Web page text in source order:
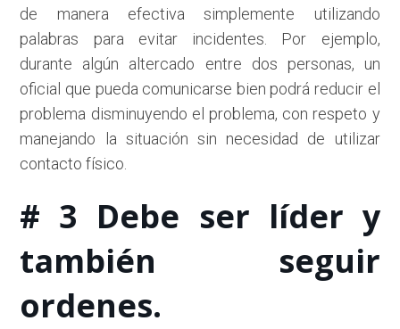
de manera efectiva simplemente utilizando
palabras para evitar incidentes. Por ejemplo,
durante algún altercado entre dos personas, un
oficial que pueda comunicarse bien podrá reducir el
problema disminuyendo el problema, con respeto y
manejando la situación sin necesidad de utilizar
contacto físico.
# 3 Debe ser líder y
también seguir
ordenes.